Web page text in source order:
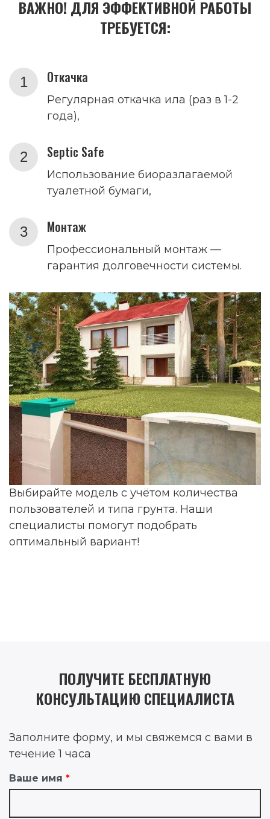
ВАЖНО! ДЛЯ ЭФФЕКТИВНОЙ РАБОТЫ
ТРЕБУЕТСЯ:
Откачка
Регулярная откачка ила (раз в 1-2
года),
Septic Safe
Использование биоразлагаемой
туалетной бумаги,
Монтаж
Профессиональный монтаж —
гарантия долговечности системы.
Выбирайте модель с учётом количества
пользователей и типа грунта. Наши
специалисты помогут подобрать
оптимальный вариант!
ПОЛУЧИТЕ БЕСПЛАТНУЮ
КОНСУЛЬТАЦИЮ СПЕЦИАЛИСТА
Заполните форму, и мы свяжемся с вами в
течение 1 часа
Ваше имя